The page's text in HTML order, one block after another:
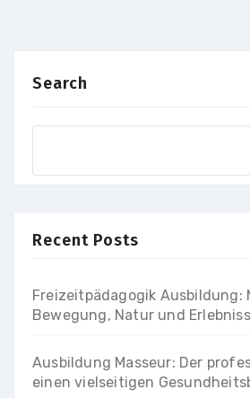
Search
Recent Posts
Freizeitpädagogik Ausbildung:
Bewegung, Natur und
Ausbildung Masseur: Der
einen vielseitigen